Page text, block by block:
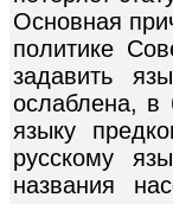
Основная
политике
задавить
ослаблена, в
языку
русскому
названия